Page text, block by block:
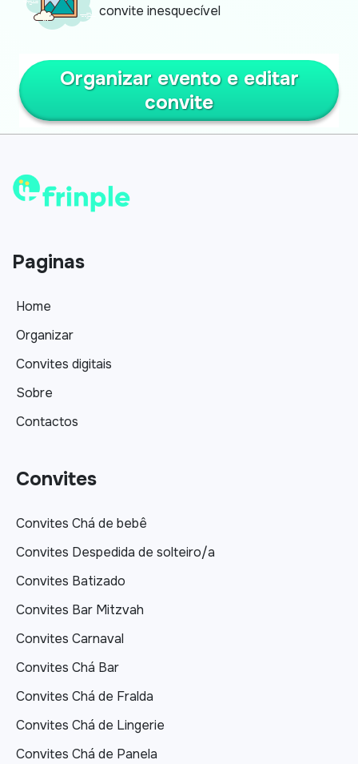
convite inesquecível
Organizar evento e editar
convite
Paginas
Home
Organizar
Convites digitais
Sobre
Contactos
Convites
Convites Chá de bebê
Convites Despedida de solteiro/a
Convites Batizado
Convites Bar Mitzvah
Convites Carnaval
Convites Chá Bar
Convites Chá de Fralda
Convites Chá de Lingerie
Convites Chá de Panela